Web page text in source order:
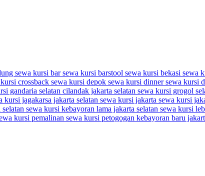
sewa kursi barsewa kursi barstool sewa kursi bekasi sewa
crossback sewa kursi depok sewa kursi dinnersewa kursi
gandaria selatan cilandak jakarta selatan sewa kursi grogol
kursi jagakarsa jakarta selatan sewa kursi jakarta sewa kursi
sewa kursi kebayoran lama jakarta selatan sewa kursi
kursi pemalinan sewa kursi petogogan kebayoran baru